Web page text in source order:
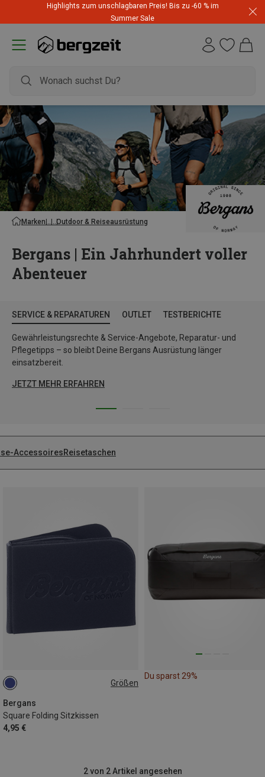
Highlights zum unschlagbaren Preis! Bis zu -60 % im
Summer Sale
Marken Outdoor & Reiseausrüstung
Bergans | Ein Jahrhundert voller
Abenteuer
SERVICE & REPARATUREN OUTLET TESTBERICHTE
Gewährleistungsrechte & Service-Angebote, Reparatur- und
Pflegetipps – so bleibt Deine Bergans Ausrüstung länger
einsatzbereit.
JETZT MEHR ERFAHREN
AccessoiresReisetaschen
Größen
Bergans
Square Folding Sitzkissen
4,95 €
ONE SIZE
Du sparst 29%
2 von 2 Artikel angesehen